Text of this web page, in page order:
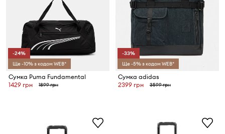
-24%
Ще -10% з кодом WEB*
Сумка Puma Fundamental
1429 грн
1899 грн
-33%
Ще -5% з кодом WEB*
Сумка adidas
2399 грн
3599 грн